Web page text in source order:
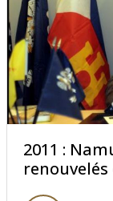
2011 :